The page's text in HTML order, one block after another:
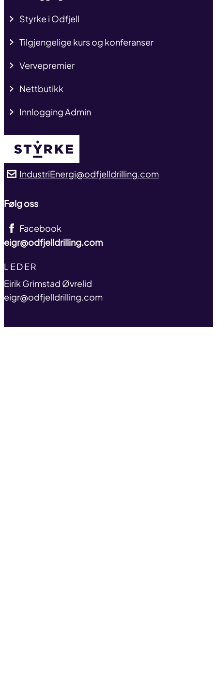
Styrke i Odfjell
Tilgjengelige kurs og konferanser
Vervepremier
Nettbutikk
Innlogging Admin
IndustriEnergi@odfjelldrilling.com
Følg oss
Facebook
eigr@odfjelldrilling.com
TITLE
LEDER
name
Eirik Grimstad Øvrelid
email
eigr@odfjelldrilling.com